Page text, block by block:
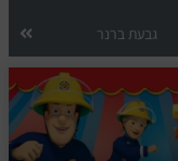
גבעת ברנר